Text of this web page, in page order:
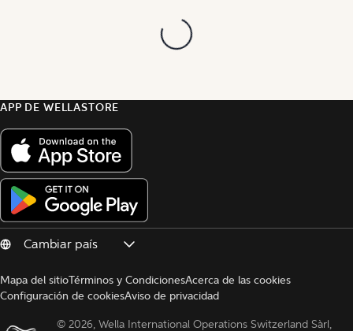
APP DE WELLASTORE
Mapa del sitioTérminos y CondicionesAcerca de las cookies
Configuración de cookiesAviso de privacidad
© 2026, Wella International Operations Switzerland Sàrl,